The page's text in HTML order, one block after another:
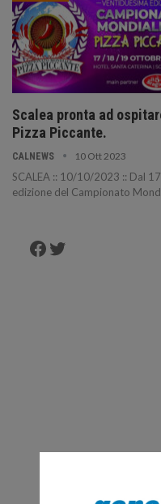
Scalea pronta ad
Pizza Piccante.
CALNEWS 10 Ott 2023
SCALEA :: 10/10/2023 :: Dal
edizione del Campionato
Facebook
Twitter